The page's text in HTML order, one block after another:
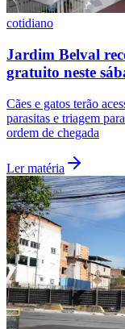
São Paulo
cotidiano
Jardim Belval
gratuito neste
Cães e gatos terão
parasitas e triagem
ordem de chegada
Ler matéria